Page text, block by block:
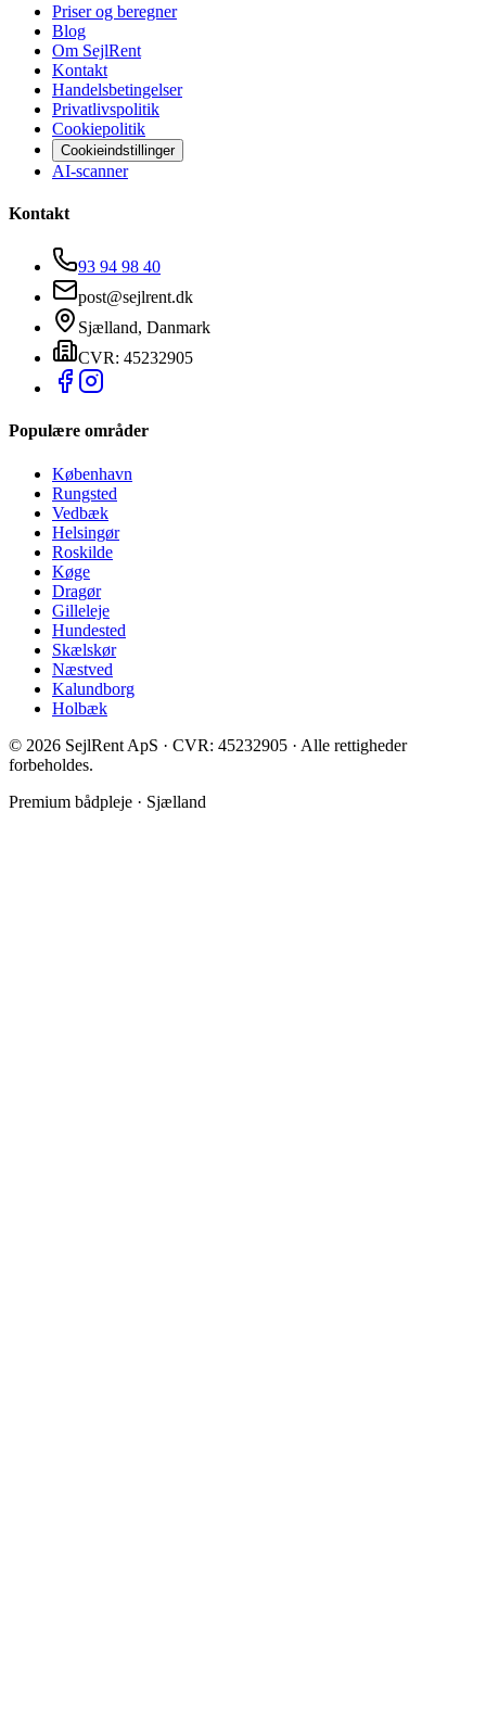
Priser og beregner
Blog
Om SejlRent
Kontakt
Handelsbetingelser
Privatlivspolitik
Cookiepolitik
Cookieindstillinger
AI-scanner
Kontakt
93 94 98 40
post@sejlrent.dk
Sjælland, Danmark
CVR: 45232905
Populære områder
København
Rungsted
Vedbæk
Helsingør
Roskilde
Køge
Dragør
Gilleleje
Hundested
Skælskør
Næstved
Kalundborg
Holbæk
© 2026 SejlRent ApS · CVR: 45232905 · Alle rettigheder
forbeholdes.
Premium bådpleje · Sjælland